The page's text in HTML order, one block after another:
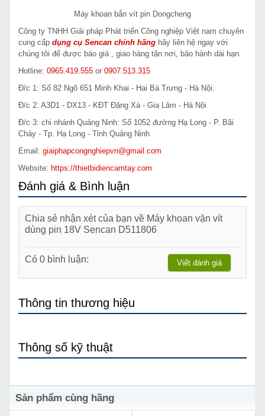
Máy khoan bắn vít pin Dongcheng
Công ty TNHH Giải pháp Phát triển Công nghiệp Việt nam chuyên
cung cấp dụng cụ Sencan chính hãng hãy liên hệ ngay với
chúng tôi để được báo giá , giao hàng tận nơi, bảo hành dài hạn.
Hotline: 0965.419.555 or 0907.513.315
Đ/c 1: Số 82 Ngõ 651 Minh Khai - Hai Bà Trưng - Hà Nội.
Đ/c 2: A3D1 - DX13 - KĐT Đặng Xá - Gia Lâm - Hà Nội
Đ/c 3: chi nhánh Quảng Ninh: Số 1052 đường Hạ Long - P. Bãi
Cháy - Tp. Hạ Long - Tỉnh Quảng Ninh
Email: giaiphapcongnghiepvn@gmail.com
Website: https://thietbidiencamtay.com
Đánh giá & Bình luận
Chia sẻ nhận xét của bạn về Máy khoan vặn vít
dùng pin 18V Sencan D511806
Có 0 bình luận: Viết đánh giá
Thông tin thương hiệu
Thông số kỹ thuật
Sản phẩm cùng hãng